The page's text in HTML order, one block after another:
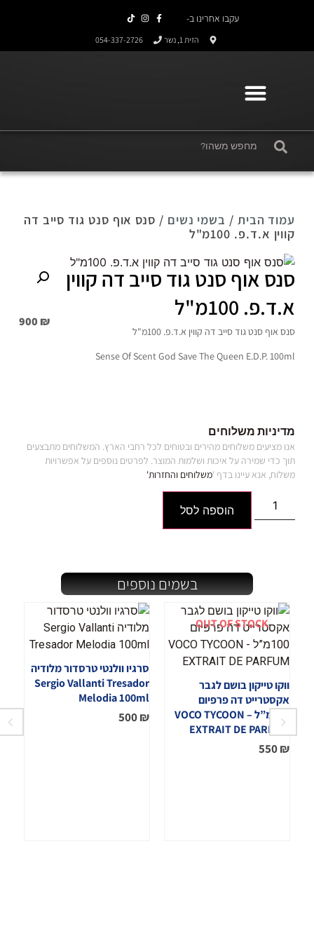
הזית 1, נשר 054-337-2726⁩
עקבו אחרינו ב-
עמוד הבית / בשמי נשים / סנס אוף סנט גוד סייב דה
קווין א.ד.פ. 100מ"ל
סנס אוף סנט גוד סייב דה קווין
א.ד.פ. 100מ"ל
סנס אוף סנט גוד סייב דה קווין א.ד.פ. 100מ"ל
Sense Of Scent God Save The Queen E.D.P. 100ml
900 ₪
מדיניות משלוחים
אנו מציעים משלוחים מהירים ובטוחים לכל רחבי הארץ. המשלוחים מתבצעים
תוך כדי שמירה על איכות ושלמות המוצר. לפרטים נוספים על אפשרויות
משלוח, אנא עיינו בדף 'משלוחים והחזרות'
הוספה לסל
בשמים נוספים
סרגיו וולנטי טרסדור מלודיה
Sergio Vallanti Tresador
Melodia 100ml
500₪
OUT OF STOCK
ווקו טייקון בושם לגבר
אקסטרייט דה פרפיום
100מ”ל – VOCO TYCOON
EXTRAIT DE PARFUM
550₪